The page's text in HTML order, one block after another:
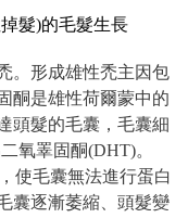
髮)的毛髮生長
。形成雄性禿主因包
酮是雄性荷爾蒙中的
頭髮的毛囊，毛囊細
氧睪固酮(DHT)。
使毛囊無法進行蛋白
囊逐漸萎縮、頭髮變